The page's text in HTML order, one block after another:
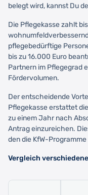
belegt wird, kannst Du
Die Pflegekasse zahlt
pflegebedürftige
bis zu 16.000 Euro
Partnern im Pflegegrad
Fördervolumen.
Der entscheidende
Pflegekasse erstattet
zu einem Jahr nach
Antrag einzureichen.
den die KfW-
Vergleich